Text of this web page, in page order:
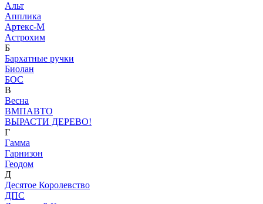
Альт
Апплика
Артекс-М
Астрохим
Б
Бархатные ручки
Биолан
БОС
В
Весна
ВМПАВТО
ВЫРАСТИ ДЕРЕВО!
Г
Гамма
Гарнизон
Геодом
Д
Десятое Королевство
ДПС